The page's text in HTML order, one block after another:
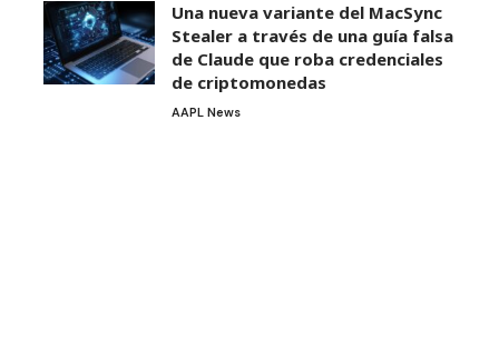
Una nueva variante del MacSync
Stealer a través de una guía falsa
de Claude que roba credenciales
de criptomonedas
AAPL News